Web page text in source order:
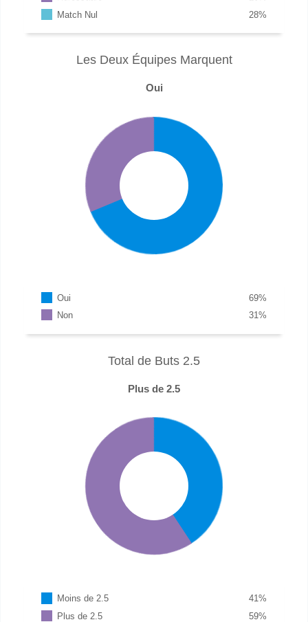
Match Nul
%
28
Les Deux Équipes Marquent
Oui
Oui %
69
Non
%
31
Total de Buts 2.5
Plus de 2.5
Moins de 2.5 %
41
Plus de 2.5
%
59